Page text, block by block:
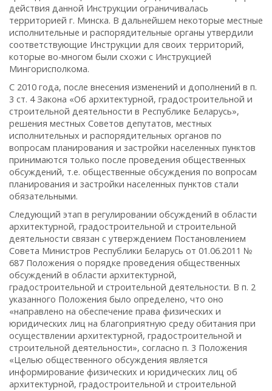
действия данной Инструкции ограничивалась
территорией г. Минска. В дальнейшем некоторые местные
исполнительные и распорядительные органы утвердили
соответствующие Инструкции для своих территорий,
которые во-многом были схожи с Инструкцией
Мингорисполкома.
С 2010 года, после внесения изменений и дополнений в п.
3 ст. 4 Закона «Об архитектурной, градостроительной и
строительной деятельности в Республике Беларусь»,
решения местных Советов депутатов, местных
исполнительных и распорядительных органов по
вопросам планирования и застройки населенных пунктов
принимаются только после проведения общественных
обсуждений, т.е. общественные обсуждения по вопросам
планирования и застройки населенных пунктов стали
обязательными.
Следующий этап в регулировании обсуждений в области
архитектурной, градостроительной и строительной
деятельности связан с утверждением Постановлением
Совета Министров Республики Беларусь от 01.06.2011 №
687 Положения о порядке проведения общественных
обсуждений в области архитектурной,
градостроительной и строительной деятельности. В п. 2
указанного Положения было определено, что оно
«направлено на обеспечение права физических и
юридических лиц на благоприятную среду обитания при
осуществлении архитектурной, градостроительной и
строительной деятельности», согласно п. 3 Положения
«Целью общественного обсуждения является
информирование физических и юридических лиц об
архитектурной, градостроительной и строительной